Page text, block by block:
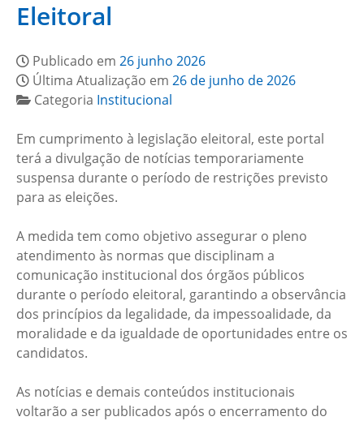
Eleitoral
Publicado em 26 junho 2026
Última Atualização em 26 de junho de 2026
Categoria Institucional
Em cumprimento à legislação eleitoral, este portal
terá a divulgação de notícias temporariamente
suspensa durante o período de restrições previsto
para as eleições.
A medida tem como objetivo assegurar o pleno
atendimento às normas que disciplinam a
comunicação institucional dos órgãos públicos
durante o período eleitoral, garantindo a observância
dos princípios da legalidade, da impessoalidade, da
moralidade e da igualdade de oportunidades entre os
candidatos.
As notícias e demais conteúdos institucionais
voltarão a ser publicados após o encerramento do